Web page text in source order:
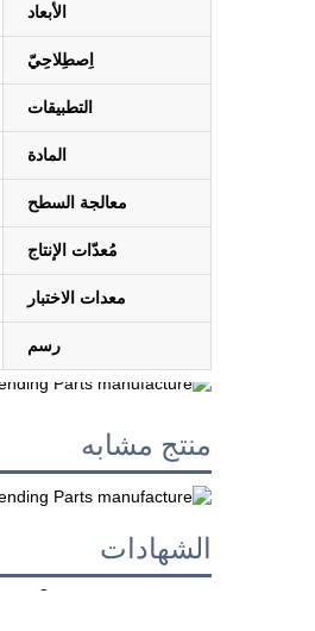
الأبعاد
اِصطِلاحِيّ
التطبيقات
المادة
معالجة السطح
مُعدّات الإنتاج
معدات الاختبار
رسم
منتج مشابه
الشهادات